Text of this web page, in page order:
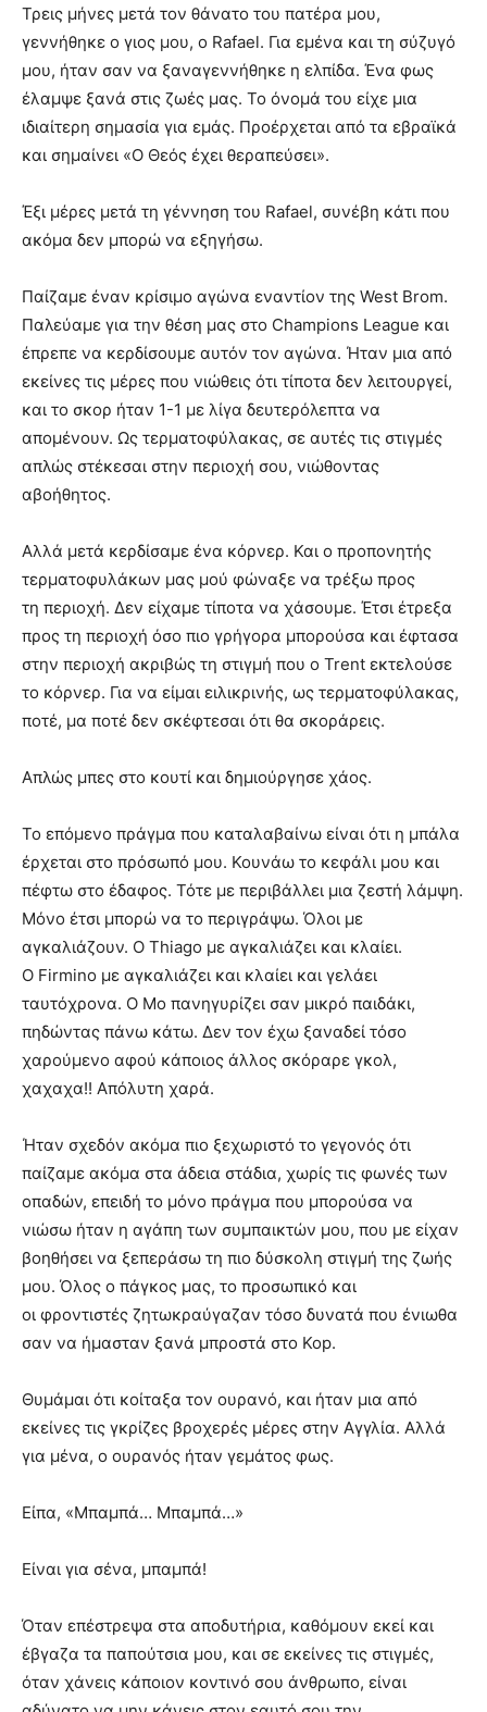
Τρεις μήνες μετά τον θάνατο του πατέρα μου,
γεννήθηκε ο γιος μου, ο Rafael. Για εμένα και τη σύζυγό
μου, ήταν σαν να ξαναγεννήθηκε η ελπίδα. Ένα φως
έλαμψε ξανά στις ζωές μας. Το όνομά του είχε μια
ιδιαίτερη σημασία για εμάς. Προέρχεται από τα εβραϊκά
και σημαίνει «Ο Θεός έχει θεραπεύσει».
Έξι μέρες μετά τη γέννηση του Rafael, συνέβη κάτι που
ακόμα δεν μπορώ να εξηγήσω.
Παίζαμε έναν κρίσιμο αγώνα εναντίον της West Brom.
Παλεύαμε για την θέση μας στο Champions League και
έπρεπε να κερδίσουμε αυτόν τον αγώνα. Ήταν μια από
εκείνες τις μέρες που νιώθεις ότι τίποτα δεν λειτουργεί,
και το σκορ ήταν 1-1 με λίγα δευτερόλεπτα να
απομένουν. Ως τερματοφύλακας, σε αυτές τις στιγμές
απλώς στέκεσαι στην περιοχή σου, νιώθοντας
αβοήθητος.
Αλλά μετά κερδίσαμε ένα κόρνερ. Και ο προπονητής
τερματοφυλάκων μας μού φώναξε να τρέξω προς
τη περιοχή. Δεν είχαμε τίποτα να χάσουμε. Έτσι έτρεξα
προς τη περιοχή όσο πιο γρήγορα μπορούσα και έφτασα
στην περιοχή ακριβώς τη στιγμή που ο Trent εκτελούσε
το κόρνερ. Για να είμαι ειλικρινής, ως τερματοφύλακας,
ποτέ, μα ποτέ δεν σκέφτεσαι ότι θα σκοράρεις.
Απλώς μπες στο κουτί και δημιούργησε χάος.
Το επόμενο πράγμα που καταλαβαίνω είναι ότι η μπάλα
έρχεται στο πρόσωπό μου. Κουνάω το κεφάλι μου και
πέφτω στο έδαφος. Τότε με περιβάλλει μια ζεστή λάμψη.
Μόνο έτσι μπορώ να το περιγράψω. Όλοι με
αγκαλιάζουν. Ο Thiago με αγκαλιάζει και κλαίει.
Ο Firmino με αγκαλιάζει και κλαίει και γελάει
ταυτόχρονα. Ο Μο πανηγυρίζει σαν μικρό παιδάκι,
πηδώντας πάνω κάτω. Δεν τον έχω ξαναδεί τόσο
χαρούμενο αφού κάποιος άλλος σκόραρε γκολ,
χαχαχα!! Απόλυτη χαρά.
Ήταν σχεδόν ακόμα πιο ξεχωριστό το γεγονός ότι
παίζαμε ακόμα στα άδεια στάδια, χωρίς τις φωνές των
οπαδών, επειδή το μόνο πράγμα που μπορούσα να
νιώσω ήταν η αγάπη των συμπαικτών μου, που με είχαν
βοηθήσει να ξεπεράσω τη πιο δύσκολη στιγμή της ζωής
μου. Όλος ο πάγκος μας, το προσωπικό και
οι φροντιστές ζητωκραύγαζαν τόσο δυνατά που ένιωθα
σαν να ήμασταν ξανά μπροστά στο Kop.
Θυμάμαι ότι κοίταξα τον ουρανό, και ήταν μια από
εκείνες τις γκρίζες βροχερές μέρες στην Αγγλία. Αλλά
για μένα, ο ουρανός ήταν γεμάτος φως.
Είπα, «Μπαμπά… Μπαμπά…»
Είναι για σένα, μπαμπά!
Όταν επέστρεψα στα αποδυτήρια, καθόμουν εκεί και
έβγαζα τα παπούτσια μου, και σε εκείνες τις στιγμές,
όταν χάνεις κάποιον κοντινό σου άνθρωπο, είναι